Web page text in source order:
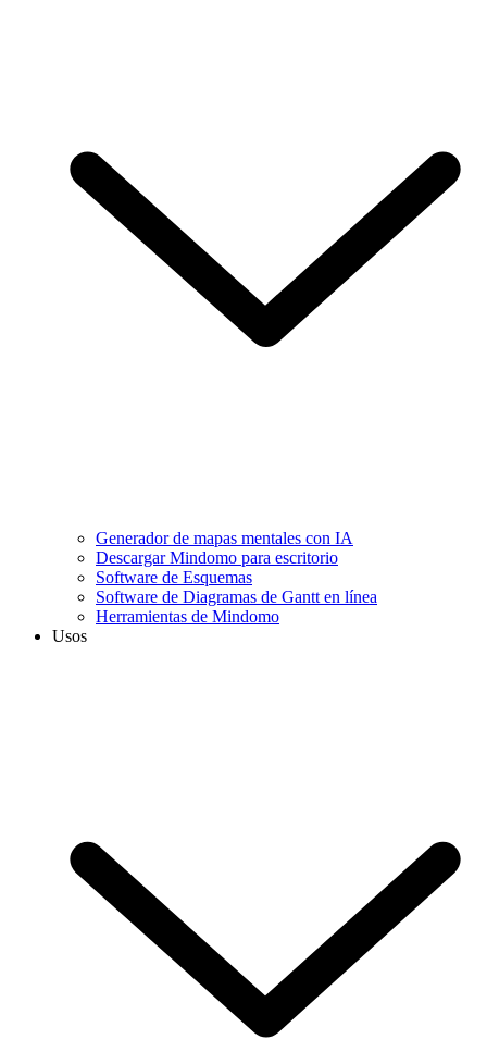
Generador de mapas mentales con IA
Descargar Mindomo para escritorio
Software de Esquemas
Software de Diagramas de Gantt en línea
Herramientas de Mindomo
Usos